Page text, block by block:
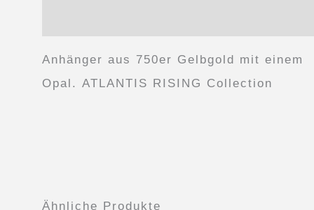
Anhänger aus 750er Gelbgold mit einem
Opal. ATLANTIS RISING Collection
Ähnliche Produkte